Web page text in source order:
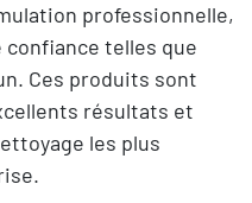
professionnelle,
confiance telles que
Ces produits sont
résultats et
les plus